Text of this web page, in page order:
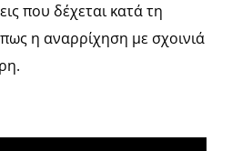
που δέχεται κατά τη
η αναρρίχηση με σχοινιά